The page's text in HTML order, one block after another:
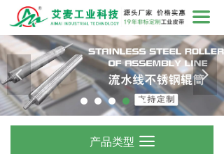
끀
넳 넲
产品类型 끀